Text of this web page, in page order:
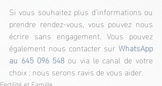
Si vous souhaitez plus d’informations ou
prendre rendez-vous, vous pouvez nous
écrire sans engagement. Vous pouvez
également nous contacter sur WhatsApp
au 645 096 548 ou via le canal de votre
choix : nous serons ravis de vous aider.